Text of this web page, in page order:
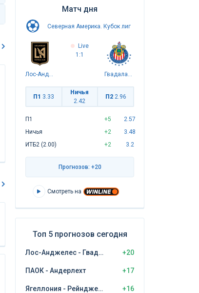
Матч дня
Северная Америка. Кубок лиг
Лос-Анджелес
Live
1:1
Гвадалахара
П1 3.33
Ничья
2.42
П2 2.96
П1 +5
2.57
Ничья
+2
3.48
ИТБ2 (2.00)
+2 3.2
Прогнозов: +20
Смотреть на
Топ 5 прогнозов сегодня
Лос-Анджелес - Гвадалахара +20
ПАОК - Андерлехт +17
Ягеллония - Рейнджерс +16